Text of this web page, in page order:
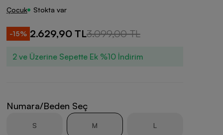
Çocuk Stokta var
-15% 2.629,90 TL3.099,00 TL
2 ve Üzerine Sepette Ek %10 İndirim
Numara/Beden Seç
S M L